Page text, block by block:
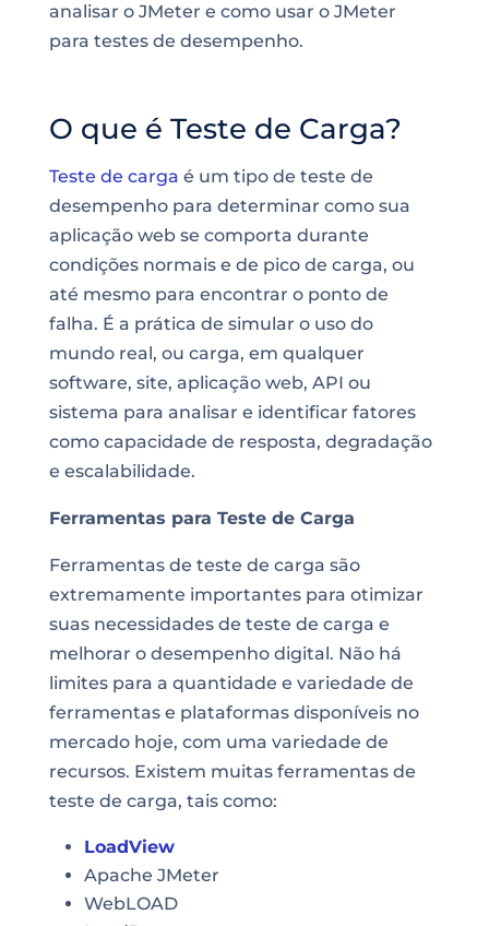
analisar o JMeter e como usar o JMeter
para testes de desempenho.
O que é Teste de Carga?
Teste de carga é um tipo de teste de
desempenho para determinar como sua
aplicação web se comporta durante
condições normais e de pico de carga, ou
até mesmo para encontrar o ponto de
falha. É a prática de simular o uso do
mundo real, ou carga, em qualquer
software, site, aplicação web, API ou
sistema para analisar e identificar fatores
como capacidade de resposta, degradação
e escalabilidade.
Ferramentas para Teste de Carga
Ferramentas de teste de carga são
extremamente importantes para otimizar
suas necessidades de teste de carga e
melhorar o desempenho digital. Não há
limites para a quantidade e variedade de
ferramentas e plataformas disponíveis no
mercado hoje, com uma variedade de
recursos. Existem muitas ferramentas de
teste de carga, tais como:
LoadView
Apache JMeter
WebLOAD